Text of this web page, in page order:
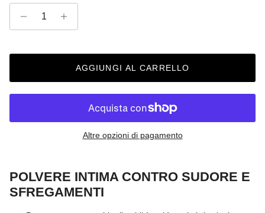
AGGIUNGI AL CARRELLO
Altre opzioni di pagamento
POLVERE INTIMA CONTRO SUDORE E
SFREGAMENTI